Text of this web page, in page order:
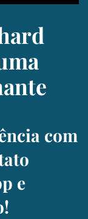
com
e